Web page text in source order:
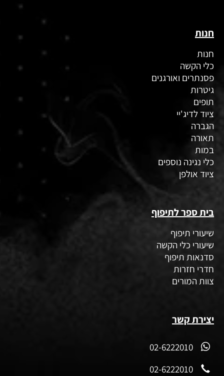
חנות
חנות
כלי הקשה
פסנתרים ואורגנים
גיטרות
תופים
ציוד לדיג'יי
הגברה
תאורה
במות
כלי נגינה נוספים
ציוד אולפן
בית ספר לתיפוף
שיעורי תיפוף
שיעורי כלי הקשה
סדנאות תיפוף
חדרי חזרות
צוות המורים
יצירת קשר
02-6222010
02-6222010